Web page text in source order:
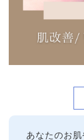
あなたのお